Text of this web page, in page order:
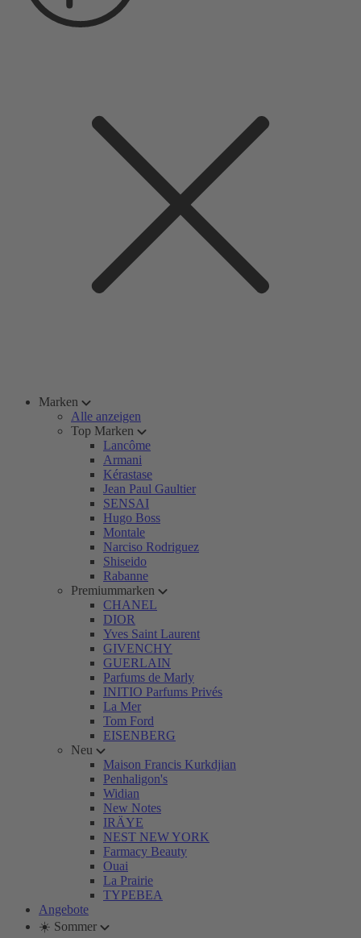
Marken
Alle anzeigen
Top Marken
Lancôme
Armani
Kérastase
Jean Paul Gaultier
SENSAI
Hugo Boss
Montale
Narciso Rodriguez
Shiseido
Rabanne
Premiummarken
CHANEL
DIOR
Yves Saint Laurent
GIVENCHY
GUERLAIN
Parfums de Marly
INITIO Parfums Privés
La Mer
Tom Ford
EISENBERG
Neu
Maison Francis Kurkdjian
Penhaligon's
Widian
New Notes
IRÄYE
NEST NEW YORK
Farmacy Beauty
Ouai
La Prairie
TYPEBEA
Angebote
☀️ Sommer